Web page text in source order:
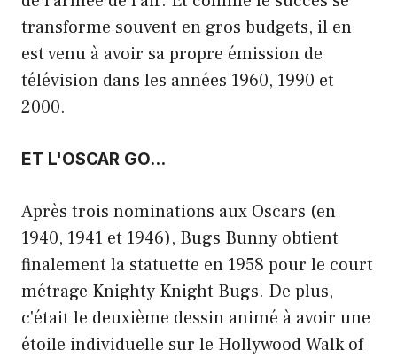
transforme souvent en gros budgets, il en
est venu à avoir sa propre émission de
télévision dans les années 1960, 1990 et
2000.
ET L'OSCAR GO…
Après trois nominations aux Oscars (en
1940, 1941 et 1946), Bugs Bunny obtient
finalement la statuette en 1958 pour le court
métrage Knighty Knight Bugs. De plus,
c'était le deuxième dessin animé à avoir une
étoile individuelle sur le Hollywood Walk of